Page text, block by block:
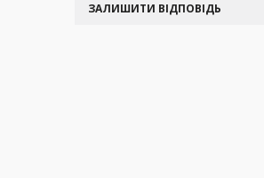
ЗАЛИШИТИ ВІДПОВІДЬ